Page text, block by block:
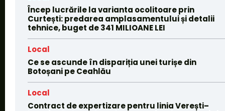
Încep lucrările la varianta ocolitoare prin
Curtești: predarea amplasamentului și detalii
tehnice, buget de 341 MILIOANE LEI
Local
Ce se ascunde în dispariția unei turișe din
Botoșani pe Ceahlău
Local
Contract de expertizare pentru linia Verești–